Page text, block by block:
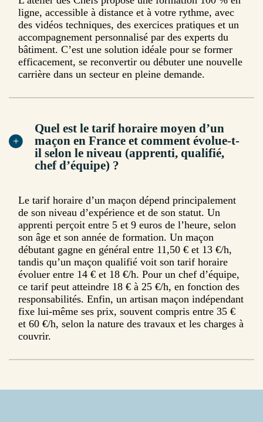
ligne, accessible à distance et à votre rythme, avec
des vidéos techniques, des exercices pratiques et un
accompagnement personnalisé par des experts du
bâtiment. C’est une solution idéale pour se former
efficacement, se reconvertir ou débuter une nouvelle
carrière dans un secteur en pleine demande.
Quel est le tarif horaire moyen d’un
maçon en France et comment évolue-t-
il selon le niveau (apprenti, qualifié,
chef d’équipe) ?
Le tarif horaire d’un maçon dépend principalement
de son niveau d’expérience et de son statut. Un
apprenti perçoit entre 5 et 9 euros de l’heure, selon
son âge et son année de formation. Un maçon
débutant gagne en général entre 11,50 € et 13 €/h,
tandis qu’un maçon qualifié voit son tarif horaire
évoluer entre 14 € et 18 €/h. Pour un chef d’équipe,
ce tarif peut atteindre 18 € à 25 €/h, en fonction des
responsabilités. Enfin, un artisan maçon indépendant
fixe lui-même ses prix, souvent compris entre 35 €
et 60 €/h, selon la nature des travaux et les charges à
couvrir.